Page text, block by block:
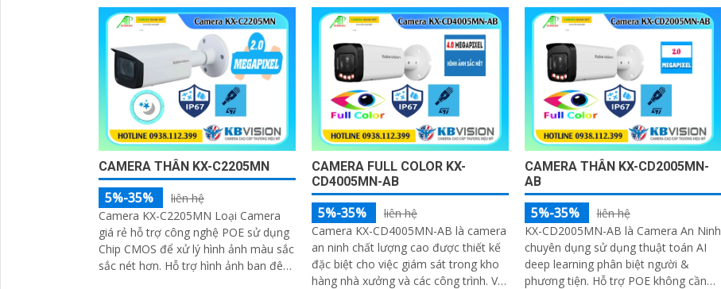
Với độ phân giải 5
CAMERA THÂN KX-C2205MN
5%-35%
liên hệ
Camera KX-C2205MN Loại Camera
giá rẻ hỗ trợ công nghệ POE sử dụng
Chip CMOS để xử lý hình ảnh màu sắc
sắc nét hơn. Hỗ trợ hình ảnh ban đêm
CAMERA FULL COLOR KX-
CD4005MN-AB
5%-35%
liên hệ
Camera KX-CD4005MN-AB là camera
an ninh chất lượng cao được thiết kế
đặc biệt cho việc giám sát trong kho
hàng nhà xưởng và các công trình. Với
CAMERA THÂN KX-CD2005MN-
AB
5%-35%
liên hệ
KX-CD2005MN-AB là Camera An Ninh
chuyên dụng sử dụng thuật toán AI
deep learning phân biệt người &
phương tiện. Hỗ trợ POE không cần